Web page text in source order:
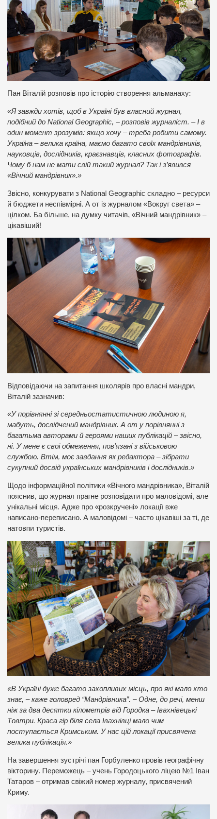
Пан Віталій розповів про історію створення альманаху:
«Я завжди хотів, щоб в Україні був власний журнал,
подібний до National Geographic, – розповів журналіст. – І в
один момент зрозумів: якщо хочу – треба робити самому.
Україна – велика країна, маємо багато своїх мандрівників,
науковців, дослідників, краєзнавців, класних фотографів.
Чому б нам не мати свій такий журнал? Так і з’явився
«Вічний мандрівник».»
Звісно, конкурувати з National Geographic складно – ресурси
й бюджети неспівмірні. А от із журналом «Вокруг света» –
цілком. Ба більше, на думку читачів, «Вічний мандрівник» –
цікавіший!
Відповідаючи на запитання школярів про власні мандри,
Віталій зазначив:
«У порівнянні зі середньостатистичною людиною я,
мабуть, досвідчений мандрівник. А от у порівнянні з
багатьма авторами й героями наших публікацій – звісно,
ні. У мене є свої обмеження, пов’язані з військовою
службою. Втім, моє завдання як редактора – зібрати
сукупний досвід українських мандрівників і дослідників.»
Щодо інформаційної політики «Вічного мандрівника», Віталій
пояснив, що журнал прагне розповідати про маловідомі, але
унікальні місця. Адже про «розкручені» локації вже
написано-переписано. А маловідомі – часто цікавіші за ті, де
натовпи туристів.
«В Україні дуже багато захопливих місць, про які мало хто
знає, – каже головред “Мандрівника”. – Одне, до речі, менш
ніж за два десятки кілометрів від Городка – Івахнівецькі
Товтри. Краса гір біля села Івахнівці мало чим
поступається Кримським. У нас цій локації присвячена
велика публікація.»
На завершення зустрічі пан Горбуленко провів географічну
вікторину. Переможець – учень Городоцького ліцею №1 Іван
Татаров – отримав свіжий номер журналу, присвячений
Криму.